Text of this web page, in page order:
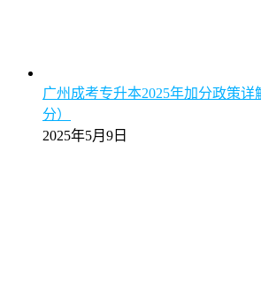
广州成考专升本2025年加分政策详
分）
2025年5月9日